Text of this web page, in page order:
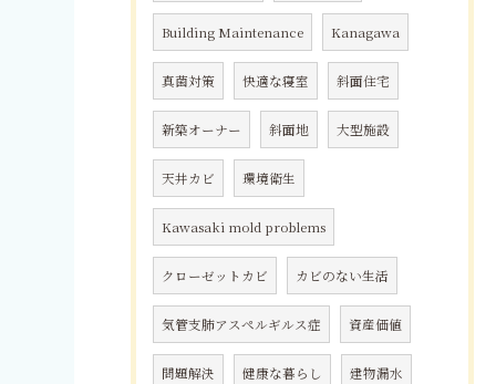
Building Maintenance Kanagawa
真菌対策 快適な寝室 斜面住宅
新築オーナー 斜面地 大型施設
天井カビ 環境衛生
Kawasaki mold problems
クローゼットカビ カビのない生活
気管支肺アスペルギルス症 資産価値
問題解決 健康な暮らし 建物漏水